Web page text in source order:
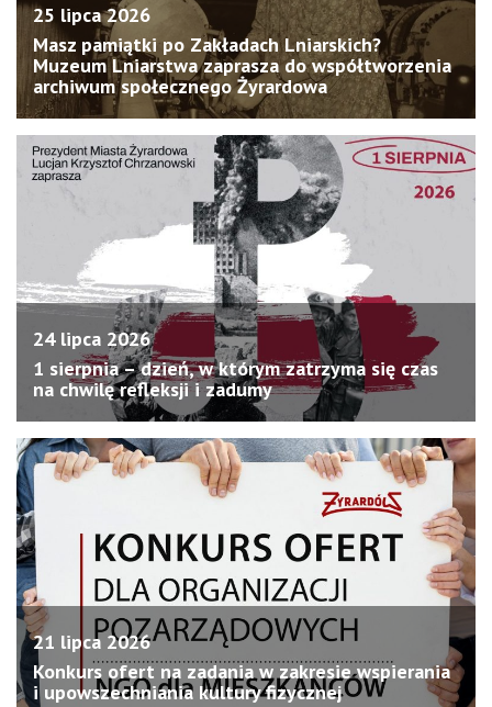
25 lipca 2026
Masz pamiątki po Zakładach Lniarskich?
Muzeum Lniarstwa zaprasza do współtworzenia
archiwum społecznego Żyrardowa
24 lipca 2026
1 sierpnia – dzień, w którym zatrzyma się czas
na chwilę refleksji i zadumy
21 lipca 2026
Konkurs ofert na zadania w zakresie wspierania
i upowszechniania kultury fizycznej